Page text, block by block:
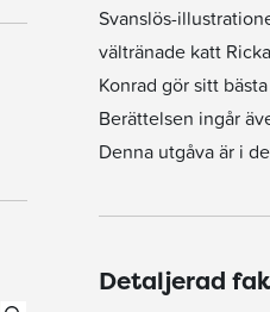
Svanslös-
vältränade katt
Konrad gör sitt
Berättelsen ingår
Denna utgåva är i
Detaljerad